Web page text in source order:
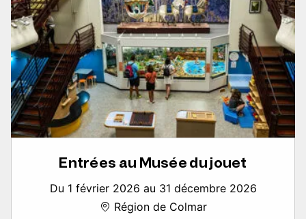
Entrées au Musée du jouet
Du 1 février 2026 au 31 décembre 2026
Région de Colmar